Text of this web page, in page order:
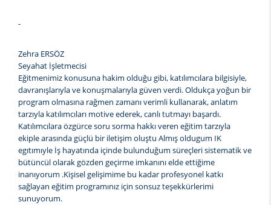
-
Zehra ERSÖZ
Seyahat İşletmecisi
Eğitmenimiz konusuna hakim olduğu gibi, katılımcılara bilgisiyle,
davranışlarıyla ve konuşmalarıyla güven verdi. Oldukça yoğun bir
program olmasına rağmen zamanı verimli kullanarak, anlatım
tarzıyla katılımcıları motive ederek, canlı tutmayı başardı.
Katılımcılara özgürce soru sorma hakkı veren eğitim tarzıyla
ekiple arasında güçlü bir iletişim oluştu Almış oldugum IK
egıtımıyle İş hayatında içinde bulunduğum süreçleri sistematik ve
bütüncül olarak gözden geçirme imkanını elde ettiğime
inanıyorum .Kişisel gelişimime bu kadar profesyonel katkı
sağlayan eğitim programınız için sonsuz teşekkürlerimi
sunuyorum.